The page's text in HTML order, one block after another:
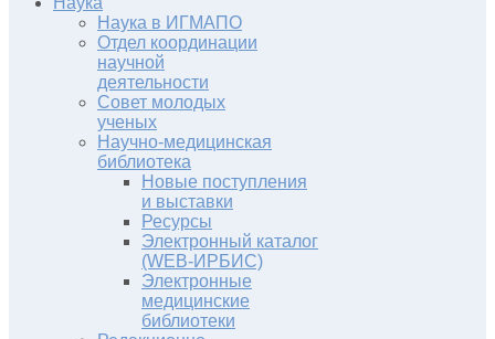
Наука в ИГМАПО
Отдел координации
научной
деятельности
Совет молодых
ученых
Научно-медицинская
библиотека
Новые поступления
и выставки
Ресурсы
Электронный каталог
(WEB-ИРБИС)
Электронные
медицинские
библиотеки